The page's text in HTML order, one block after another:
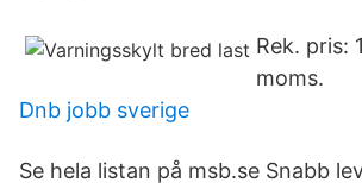
Rek. pris:
moms.
Dnb jobb sverige
Se hela listan på msb.se Snabb